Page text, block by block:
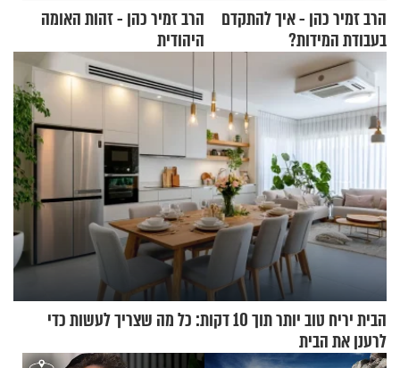
הרב זמיר כהן - איך להתקדם
בעבודת המידות?
הרב זמיר כהן - זהות האומה
היהודית
הבית יריח טוב יותר תוך 10 דקות: כל מה שצריך לעשות כדי
לרענן את הבית